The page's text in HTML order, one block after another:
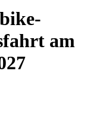
am